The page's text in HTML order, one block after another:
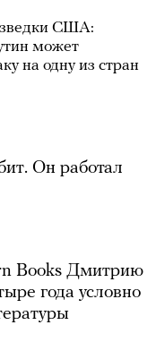
США:
может
на одну из стран
Он работал
Books Дмитрию
года условно